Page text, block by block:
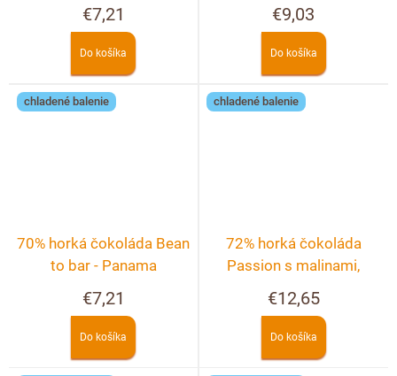
Dominikánska republika
€7,21
Do košíka
€9,03
Do košíka
chladené balenie
70% horká čokoláda Bean
to bar - Panama
€7,21
Do košíka
chladené balenie
72% horká čokoláda
Passion s malinami,
orechmi
€12,65
Do košíka